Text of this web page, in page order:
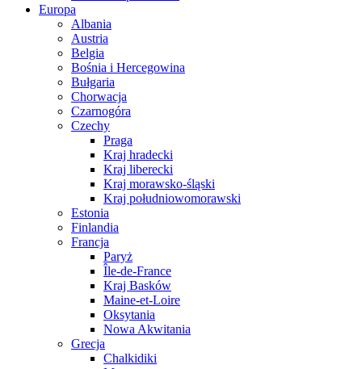
Europa
Albania
Austria
Belgia
Bośnia i Hercegowina
Bułgaria
Chorwacja
Czarnogóra
Czechy
Praga
Kraj hradecki
Kraj liberecki
Kraj morawsko-śląski
Kraj południowomorawski
Estonia
Finlandia
Francja
Paryż
Île-de-France
Kraj Basków
Maine-et-Loire
Oksytania
Nowa Akwitania
Grecja
Chalkidiki